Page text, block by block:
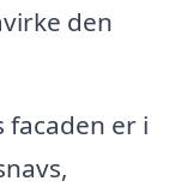
den
facaden er i